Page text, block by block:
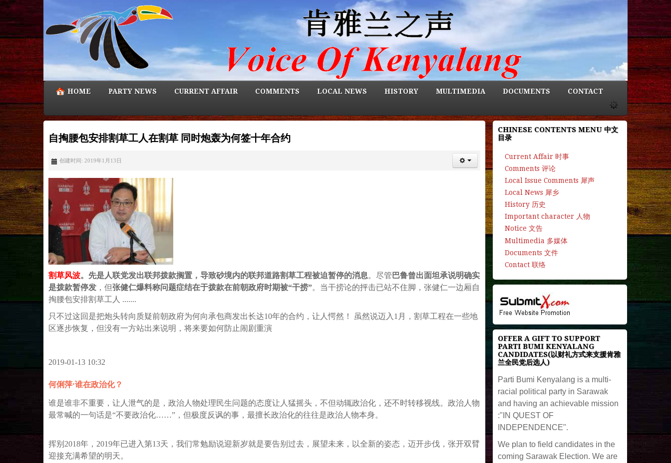
HOME PARTY NEWS CURRENT AFFAIR COMMENTS LOCAL NEWS HISTORY MULTIMEDIA DOCUMENTS CONTACT
自掏腰包安排割草工人在割草 同时炮轰为何签十年合约
创建时间: 2019年1月13日
割草风波。先是人联党发出联邦拨款搁置，导致砂境内的联邦道路割草工程被迫暂停的消息。尽管 巴鲁曾出面坦承说明确实
是拨款暂停发 ，但张健仁爆料称问题症结在于拨款在前朝政府时期被“干捞”。当干捞论的抨击已站不住脚，张健仁一边厢自
掏腰包安排割草工人 .......
只不过这回是把炮头转向质疑前朝政府为何向承包商发出长达10年的合约，让人愕然！ 虽然说迈入1月，割草工程在一些地
区逐步恢复，但没有一方站出来说明，将来要如何防止闹剧重演
2019-01-13 10:32
何俐萍·谁在政治化？
谁是谁非不重要，让人泄气的是，政治人物处理民生问题的态度让人猛摇头，不但动辄政治化，还不时转移视线。政治人物
最常喊的一句话是“不要政治化……”，但极度反讽的事，最擅长政治化的往往是政治人物本身。
挥别2018年，2019年已进入第13天，我们常勉励说迎新岁就是要告别过去，展望未来，以全新的姿态，迈开步伐，张开双臂
迎接充满希望的明天。
CHINESE CONTENTS MENU 中文
目录
Current Affair 时事
Comments 评论
Local Issue Comments 犀声
Local News 犀乡
History 历史
Important character 人物
Notice 文告
Multimedia 多媒体
Documents 文件
Contact 联络
OFFER A GIFT TO SUPPORT
PARTI BUMI KENYALANG
CANDIDATES(以财礼方式来支援肯雅
兰全民党后选人)
Parti Bumi Kenyalang is a multi-
racial political party in Sarawak
and having an achievable mission
:"IN QUEST OF
INDEPENDENCE".
We plan to field candidates in the
coming Sarawak Election. We are